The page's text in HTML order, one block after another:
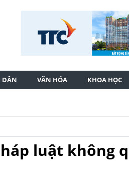
DÂN VĂN HÓA KHOA HỌC
luật không